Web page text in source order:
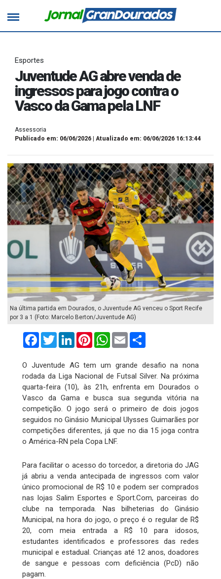
Esportes
Juventude AG abre venda de
ingressos para jogo contra o
Vasco da Gama pela LNF
Assessoria
Publicado em: 06/06/2026 | Atualizado em: 06/06/2026 16:13:44
Na última partida em Dourados, o Juventude AG venceu o Sport Recife
por 3 a 1 (Foto: Marcelo Berton/Juventude AG)
FacebookTwitterLinkedInPinterestWhatsApp
Email
O Juventude AG tem um grande desafio na nona
rodada da Liga Nacional de Futsal Silver. Na próxima
quarta-feira (10), às 21h, enfrenta em Dourados o
Vasco da Gama e busca sua segunda vitória na
competição. O jogo será o primeiro de dois jogos
seguidos no Ginásio Municipal Ulysses Guimarães por
competições diferentes, já que no dia 15 joga contra
o América-RN pela Copa LNF.
Para facilitar o acesso do torcedor, a diretoria do JAG
já abriu a venda antecipada de ingressos com valor
único promocional de R$ 10 e podem ser comprados
nas lojas Salim Esportes e Sport.Com, parceiras do
clube na temporada. Nas bilheterias do Ginásio
Municipal, na hora do jogo, o preço é o regular de R$
20, com meia entrada a R$ 10 para idosos,
estudantes identificados e professores das redes
municipal e estadual. Crianças até 12 anos, doadores
de sangue e pessoas com deficiência (PcD) não
pagam.